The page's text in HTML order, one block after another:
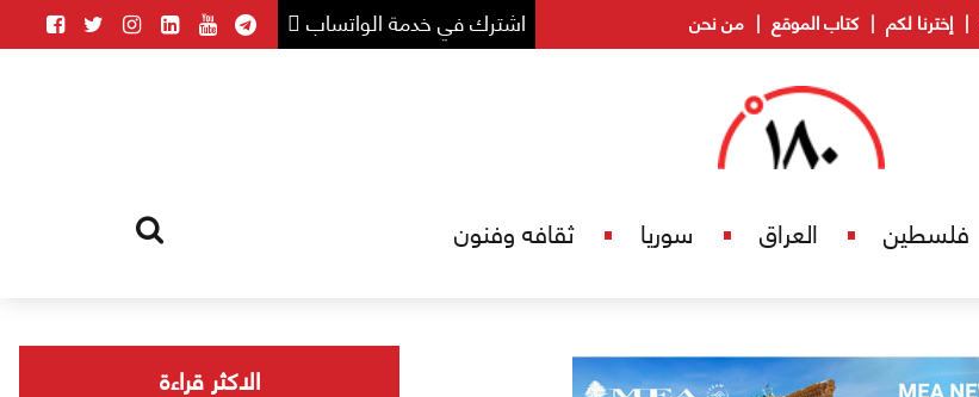
اشترك في خدمة الواتساب إخترنا لكم كتاب الموقع من نحن
فلسطين العراق سوريا ثقافه وفنون
الاكثر قراءة